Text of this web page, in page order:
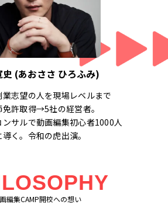
史 (あおささ ひろふみ)
志望の人を現場レベルまで
許取得→5社の経営者。
サルで動画編集初心者1000人
く。令和の虎出演。
編集CAMP開校への想い